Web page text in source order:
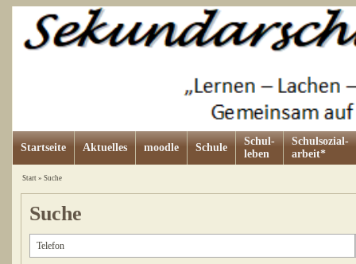
Startseite Aktuelles moodle Schule
Schul-
leben
Schulsozial-
arbeit*
Start» Suche
Suche